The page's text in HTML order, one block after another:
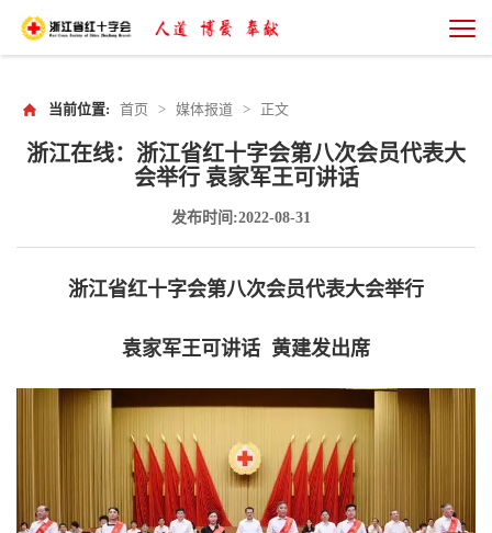
当前位置: 首页 > 媒体报道 > 正文
浙江在线：浙江省红十字会第八次会员代表大
会举行 袁家军王可讲话
发布时间:2022-08-31
浙江省红十字会第八次会员代表大会举行
袁家军王可讲话 黄建发出席